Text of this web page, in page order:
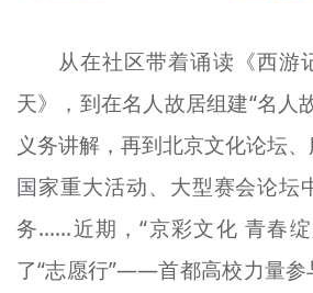
专题
资料库
从在社区带着诵读《西游
天》，到在名人故居组建“名人
义务讲解，再到北京文化论坛
国家重大活动、大型赛会论坛
务……近期，“京彩文化 青春
了“志愿行”——首都高校力量参